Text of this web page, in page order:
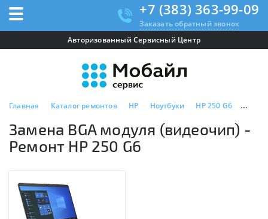
+7 (383) 363-99-09
Заказать обратный звонок
Авторизованный Сервисный Центр
Главная Каталог ремонтов HP Ноутбуки HP 250 G6
Замена BGA модуля (видеочип) -
Ремонт HP 250 G6